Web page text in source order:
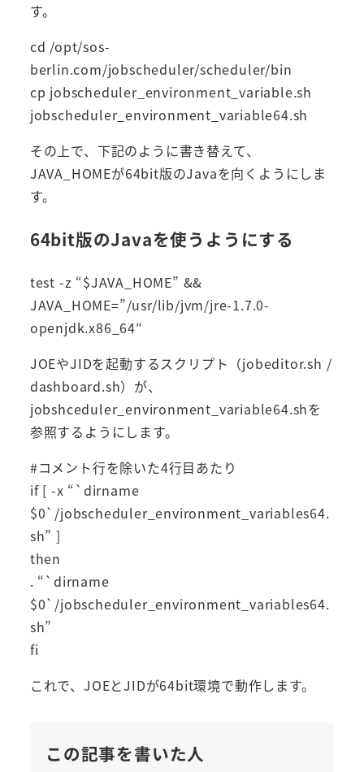
す。
cd /opt/sos-
berlin.com/jobscheduler/scheduler/bin
cp jobscheduler_environment_variable.sh
jobscheduler_environment_variable64.sh
その上で、下記のように書き替えて、
JAVA_HOMEが64bit版のJavaを向くようにしま
す。
64bit版のJavaを使うようにする
test -z “$JAVA_HOME” &&
JAVA_HOME=”/usr/lib/jvm/jre-1.7.0-
openjdk.x86_64″
JOEやJIDを起動するスクリプト（jobeditor.sh /
dashboard.sh）が、
jobshceduler_environment_variable64.shを
参照するようにします。
#コメント行を除いた4行目あたり
if [ -x “`dirname
$0`/jobscheduler_environment_variables64.
sh” ]
then
. “`dirname
$0`/jobscheduler_environment_variables64.
sh”
fi
これで、JOEとJIDが64bit環境で動作します。
この記事を書いた人